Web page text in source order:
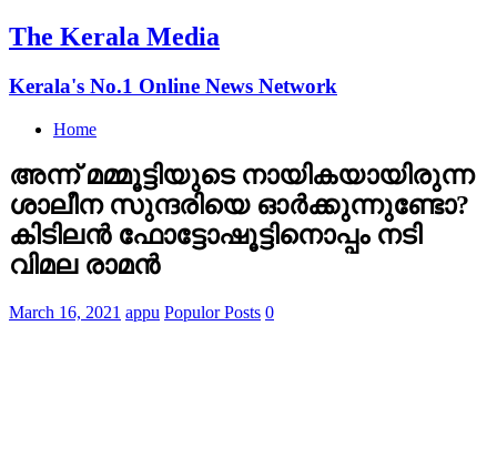
The Kerala Media
Kerala's No.1 Online News Network
Home
അന്ന് മമ്മൂട്ടിയുടെ നായികയായിരുന്ന
ശാലീന സുന്ദരിയെ ഓർക്കുന്നുണ്ടോ?
കിടിലന്‍ ഫോട്ടോഷൂട്ടിനൊപ്പം നടി
വിമല രാമൻ
March 16, 2021 appu Populor Posts 0